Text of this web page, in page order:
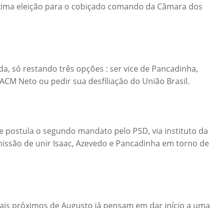
eleição para o cobiçado comando da Câmara dos
só restando três opções : ser vice de Pancadinha,
Neto ou pedir sua desfiliação do União Brasil.
postula o segundo mandato pelo PSD, via instituto da
de unir Isaac, Azevedo e Pancadinha em torno de
próximos de Augusto já pensam em dar início a uma